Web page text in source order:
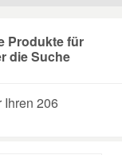
Produkte für
die Suche
Ihren 206